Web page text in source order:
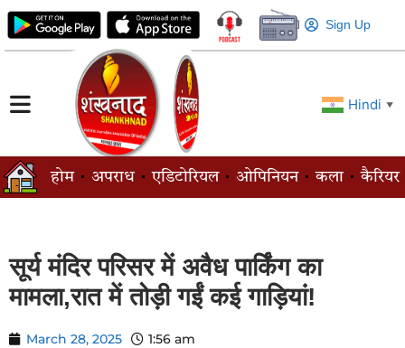
Sign Up
Hindi ▼
होम अपराध एडिटोरियल ओपिनियन कला कैरियर
सूर्य मंदिर परिसर में अवैध पार्किंग का
मामला,रात में तोड़ी गईं कई गाड़ियां!
March 28, 2025 1:56 am